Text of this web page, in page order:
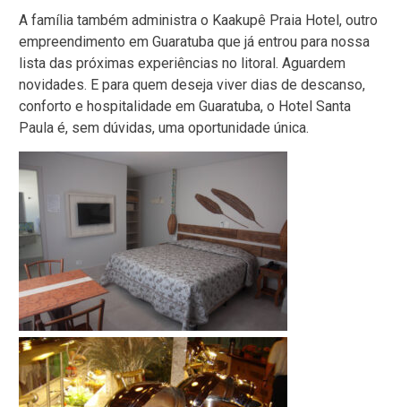
A família também administra o Kaakupê Praia Hotel, outro
empreendimento em Guaratuba que já entrou para nossa
lista das próximas experiências no litoral. Aguardem
novidades. E para quem deseja viver dias de descanso,
conforto e hospitalidade em Guaratuba, o Hotel Santa
Paula é, sem dúvidas, uma oportunidade única.